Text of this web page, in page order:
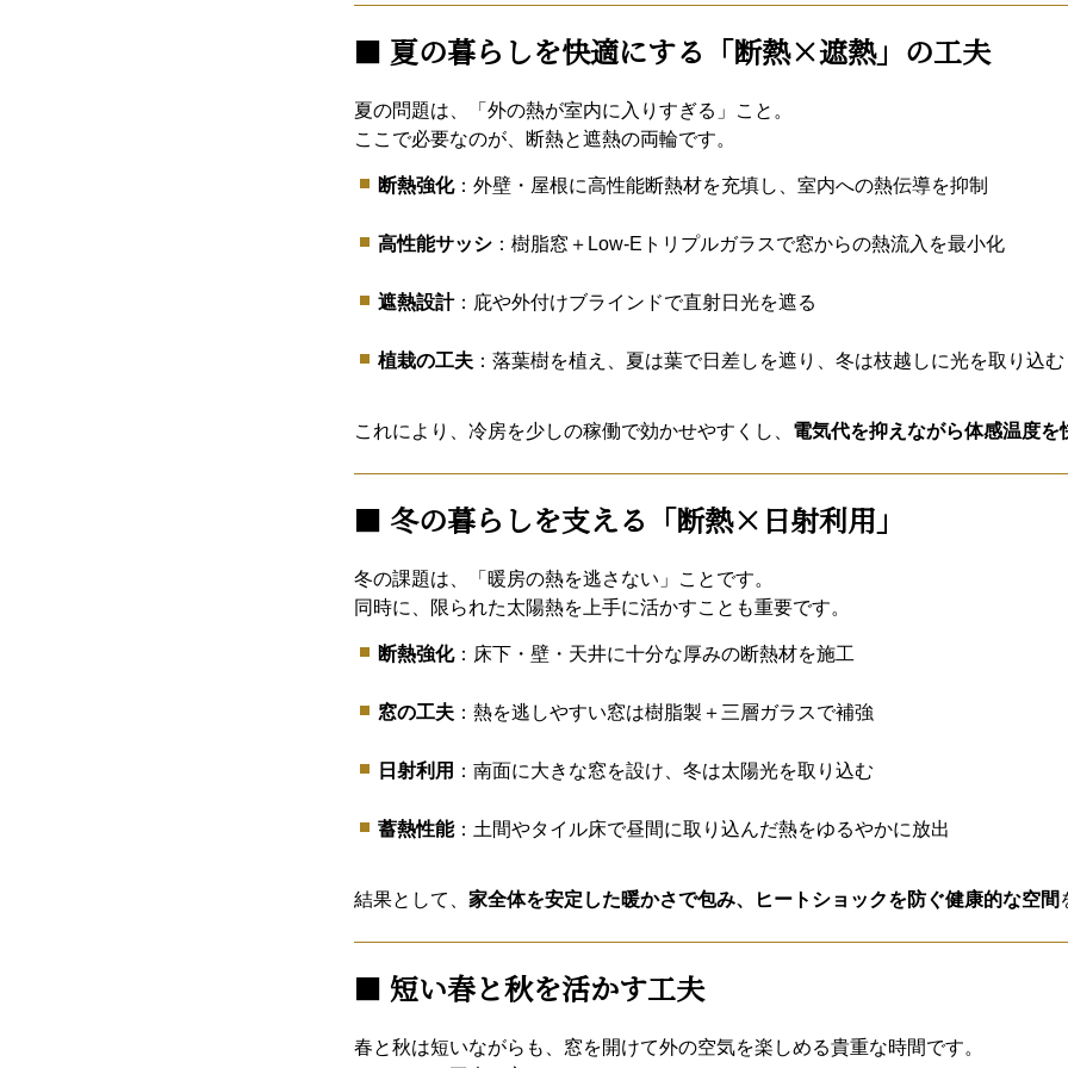
■ 夏の暮らしを快適にする「断熱×遮熱」の工夫
夏の問題は、「外の熱が室内に入りすぎる」こと。
ここで必要なのが、断熱と遮熱の両輪です。
断熱強化：外壁・屋根に高性能断熱材を充填し、室内への熱伝導を抑制
高性能サッシ ：樹脂窓＋Low-Eトリプルガラスで窓からの熱流入を最小化
遮熱設計：庇や外付けブラインドで直射日光を遮る
植栽の工夫 ：落葉樹を植え、夏は葉で日差しを遮り、冬は枝越しに光を取り込む
これにより、冷房を少しの稼働で効かせやすくし、 電気代を抑えながら体感温度を
■ 冬の暮らしを支える「断熱×日射利用」
冬の課題は、「暖房の熱を逃さない」ことです。
同時に、限られた太陽熱を上手に活かすことも重要です。
断熱強化：床下・壁・天井に十分な厚みの断熱材を施工
窓の工夫 ：熱を逃しやすい窓は樹脂製＋三層ガラスで補強
日射利用 ：南面に大きな窓を設け、冬は太陽光を取り込む
蓄熱性能：土間やタイル床で昼間に取り込んだ熱をゆるやかに放出
結果として、 家全体を安定した暖かさで包み、ヒートショックを防ぐ健康的な空間
■ 短い春と秋を活かす工夫
春と秋は短いながらも、窓を開けて外の空気を楽しめる貴重な時間です。